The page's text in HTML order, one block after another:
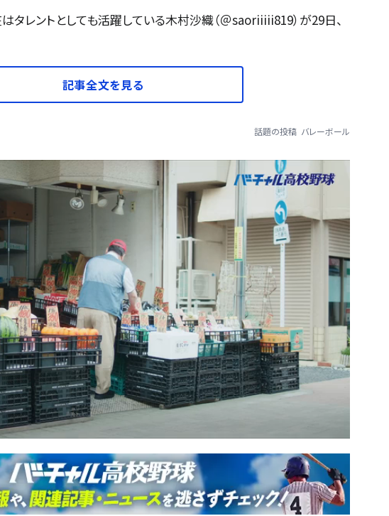
タレントとしても活躍している木村沙織（＠saoriiiii819）が29日、
記事全文を見る
話題の投稿 バレーボール